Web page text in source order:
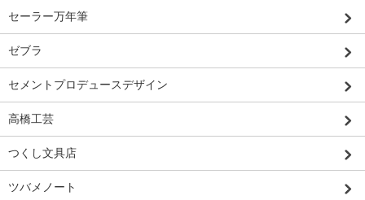
セーラー万年筆
ゼブラ
セメントプロデュースデザイン
高橋工芸
つくし文具店
ツバメノート